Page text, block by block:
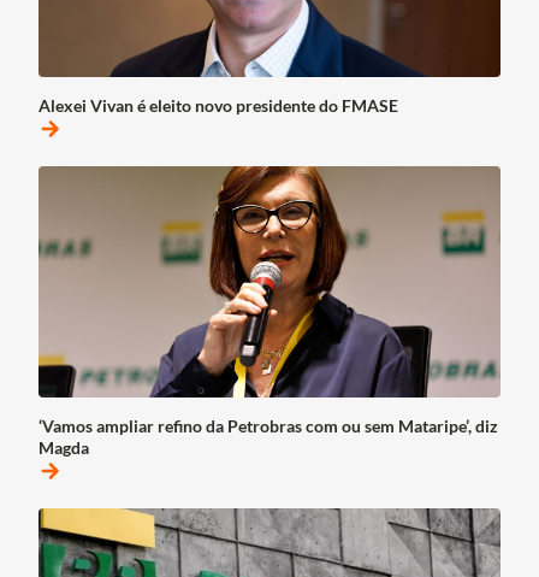
Alexei Vivan é eleito novo presidente do FMASE
arrow_forward
‘Vamos ampliar refino da Petrobras com ou sem Mataripe’, diz
Magda
arrow_forward